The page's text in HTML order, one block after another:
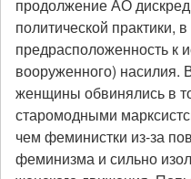
продолжение АО
политической практики,
предрасположенность к
вооруженного)
женщины обвинялись в
старомодными
чем феминистки из-за
феминизма и сильно